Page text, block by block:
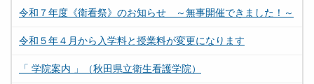
令和７年度《衛看祭》のお知らせ ～無事開催できました！～
令和５年４月から入学料と授業料が変更になります
「 学院案内 」（秋田県立衛生看護学院）